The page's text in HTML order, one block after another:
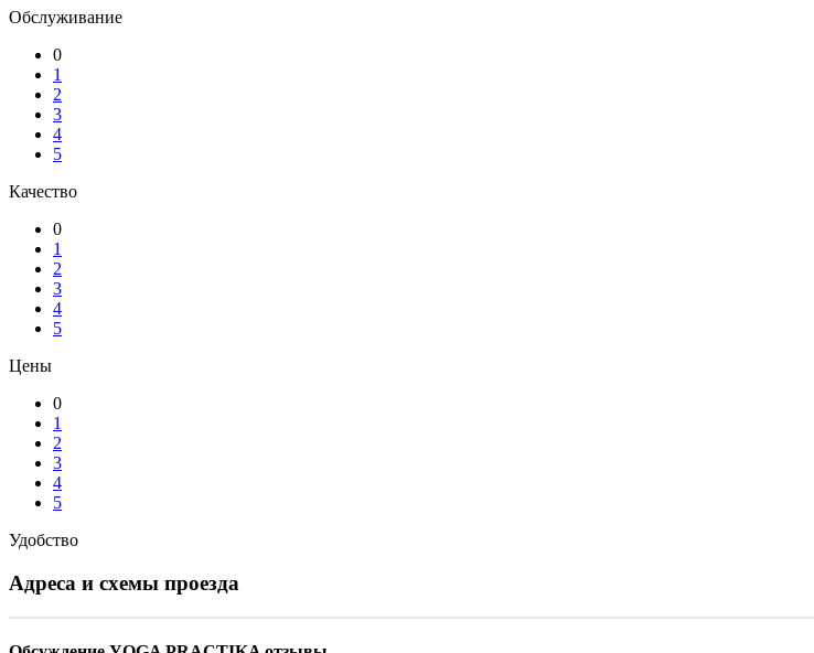
Обслуживание
0
1
2
3
4
5
Качество
0
1
2
3
4
5
Цены
0
1
2
3
4
5
Удобство
Адреса и схемы проезда